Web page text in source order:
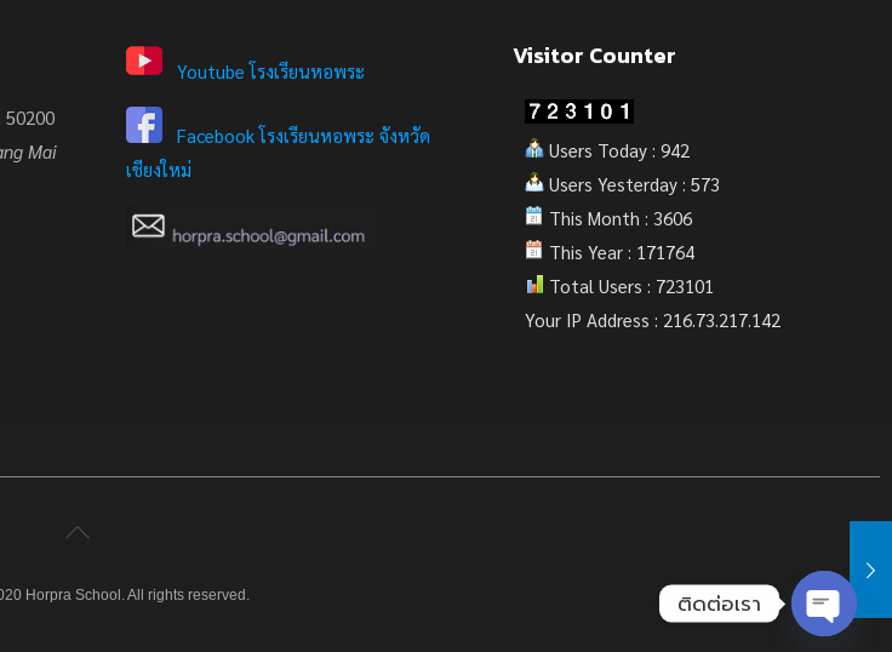
50200
Mai
Youtube โรงเรียนหอพระ
Facebook โรงเรียนหอพระ จังหวัด
เชียงใหม่
Visitor Counter
Users Today : 942
Users Yesterday : 573
This Month : 3606
This Year : 171764
Total Users : 723101
Your IP Address : 216.73.217.142
Horpra School. All rights reserved. ติดต่อเรา